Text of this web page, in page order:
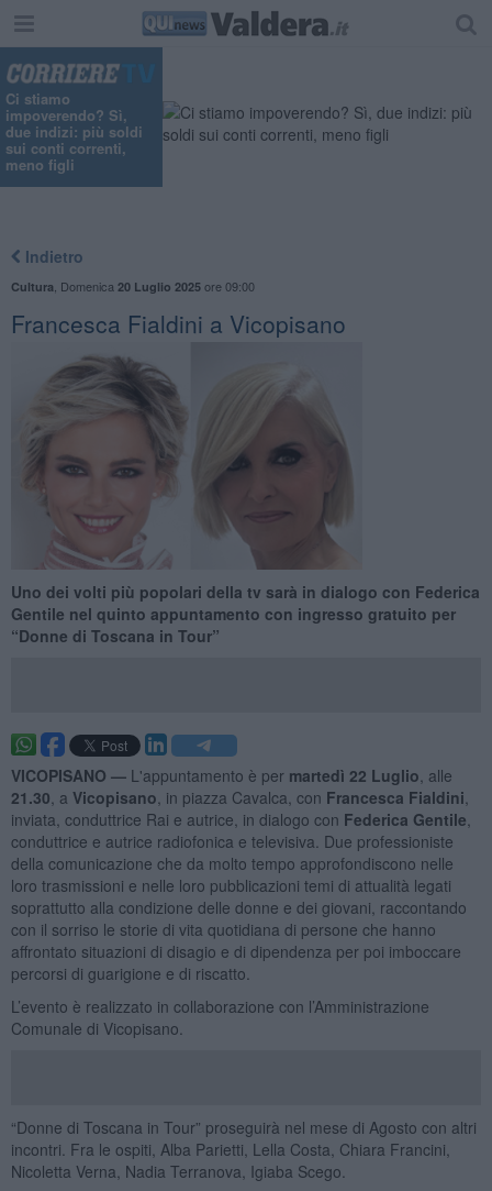
Ci stiamo
impoverendo? Sì,
due indizi: più soldi
sui conti correnti,
meno figli
Indietro
Cultura Domenica 20 Luglio 2025ore 09:00
Francesca Fialdini a Vicopisano
Uno dei volti più popolari della tv sarà in dialogo con Federica
Gentile nel quinto appuntamento con ingresso gratuito per
“Donne di Toscana in Tour”
VICOPISANO — L'appuntamento è per martedì 22 Luglio , alle
21.30 , a Vicopisano , in piazza Cavalca, con Francesca Fialdini
inviata, conduttrice Rai e autrice, in dialogo con Federica Gentile
conduttrice e autrice radiofonica e televisiva. Due professioniste
della comunicazione che da molto tempo approfondiscono nelle
loro trasmissioni e nelle loro pubblicazioni temi di attualità legati
soprattutto alla condizione delle donne e dei giovani, raccontando
con il sorriso le storie di vita quotidiana di persone che hanno
affrontato situazioni di disagio e di dipendenza per poi imboccare
percorsi di guarigione e di riscatto.
L’evento è realizzato in collaborazione con l’Amministrazione
Comunale di Vicopisano.
“Donne di Toscana in Tour” proseguirà nel mese di Agosto con altri
incontri. Fra le ospiti, Alba Parietti, Lella Costa, Chiara Francini,
Nicoletta Verna, Nadia Terranova, Igiaba Scego.